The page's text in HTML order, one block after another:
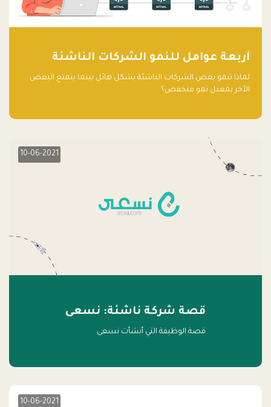
آربعة عوامل للنمو الشركات الناشئة
لماذا تنمو بعض الشركات الناشئة بشكل هائل بينما يتمتع البعض
الآخر بمعدل نمو منخفض؟
10-06-2021
قصة شركة ناشئة: نسعى
قصة الوظيفة التي أنشأت نسعى
10-06-2021